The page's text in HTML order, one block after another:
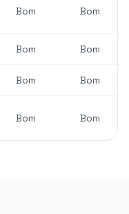
Bom Bom
Bom Bom
Bom Bom
Bom Bom